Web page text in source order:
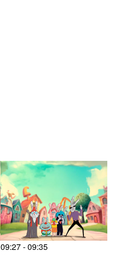
09:27 - 09:35